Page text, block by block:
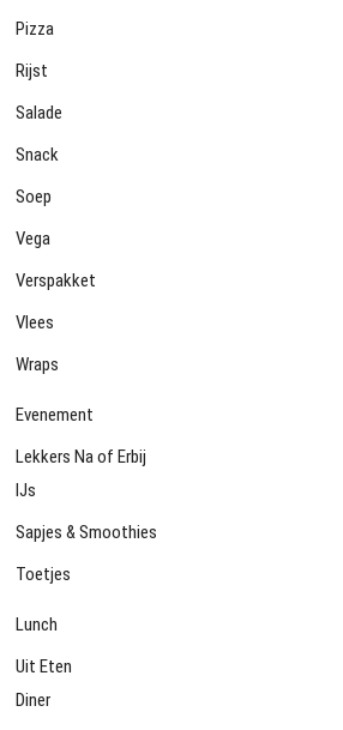
Pizza
Rijst
Salade
Snack
Soep
Vega
Verspakket
Vlees
Wraps
Evenement
Lekkers Na of Erbij
IJs
Sapjes & Smoothies
Toetjes
Lunch
Uit Eten
Diner